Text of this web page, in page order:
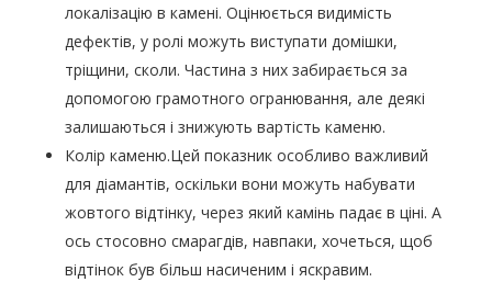
локалізацію в камені. Оцінюється видимість
дефектів, у ролі можуть виступати домішки,
тріщини, сколи. Частина з них забирається за
допомогою грамотного огранювання, але деякі
залишаються і знижують вартість каменю.
Колір каменю.Цей показник особливо важливий
для діамантів, оскільки вони можуть набувати
жовтого відтінку, через який камінь падає в ціні. А
ось стосовно смарагдів, навпаки, хочеться, щоб
відтінок був більш насиченим і яскравим.